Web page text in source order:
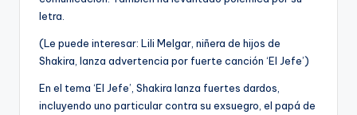
letra.
(Le puede interesar: Lili Melgar, niñera de hijos de
Shakira, lanza advertencia por fuerte canción ‘El Jefe’)
En el tema ‘El Jefe’, Shakira lanza fuertes dardos,
incluyendo uno particular contra su exsuegro, el papá de